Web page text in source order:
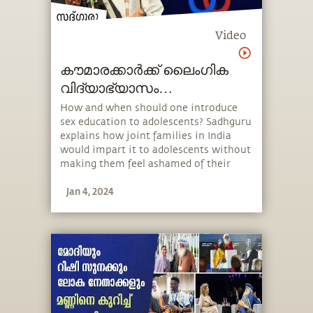
Video
കൗമാരക്കാർക്ക് ലൈംഗിക
വിദ്യാഭ്യാസം
നൽകേണ്ടതിന്റെ
പ്രാധാന്യം Sex Education
Teenssex-education-teens
How and when should one introduce
sex education to adolescents? Sadhguru
explains how joint families in India
would impart it to adolescents without
making them feel ashamed of their
it in today’s day and age. He also speaks
Jan 4, 2024